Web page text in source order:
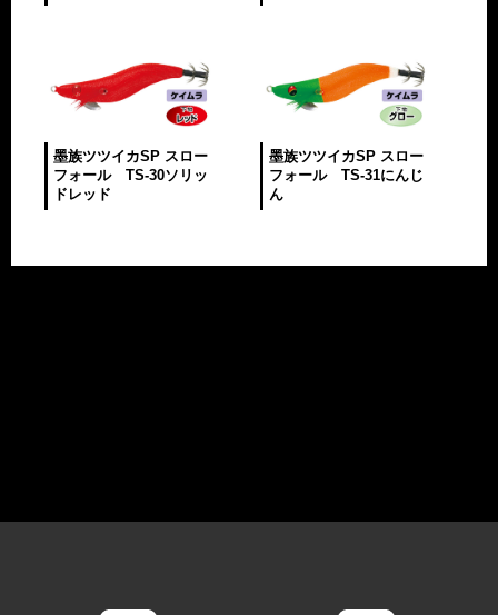
墨族ツツイカSP スロー
フォール TS-30ソリッ
ドレッド
墨族ツツイカSP スロー
フォール TS-31にんじ
ん